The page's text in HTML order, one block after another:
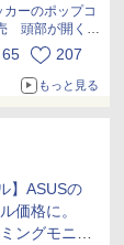
ーのポップコ
頭部が開く仕
フレーバー」
65 207
もっと見る
】ASUSの
価格に。
ングモニタ